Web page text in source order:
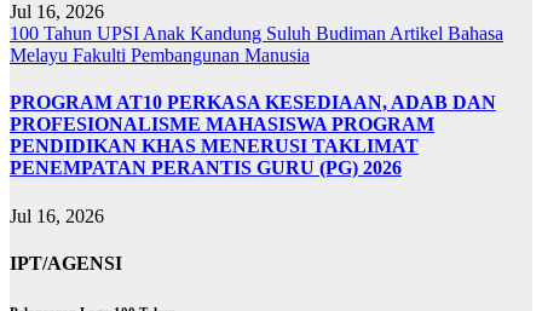
Jul 16, 2026
100 Tahun UPSI Anak Kandung Suluh Budiman Artikel Bahasa
Melayu Fakulti Pembangunan Manusia
PROGRAM AT10 PERKASA KESEDIAAN, ADAB DAN
PROFESIONALISME MAHASISWA PROGRAM
PENDIDIKAN KHAS MENERUSI TAKLIMAT
PENEMPATAN PERANTIS GURU (PG) 2026
Jul 16, 2026
IPT/AGENSI